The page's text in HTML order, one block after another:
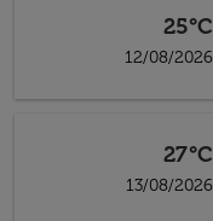
25°C
12/08/2026
27°C
13/08/2026